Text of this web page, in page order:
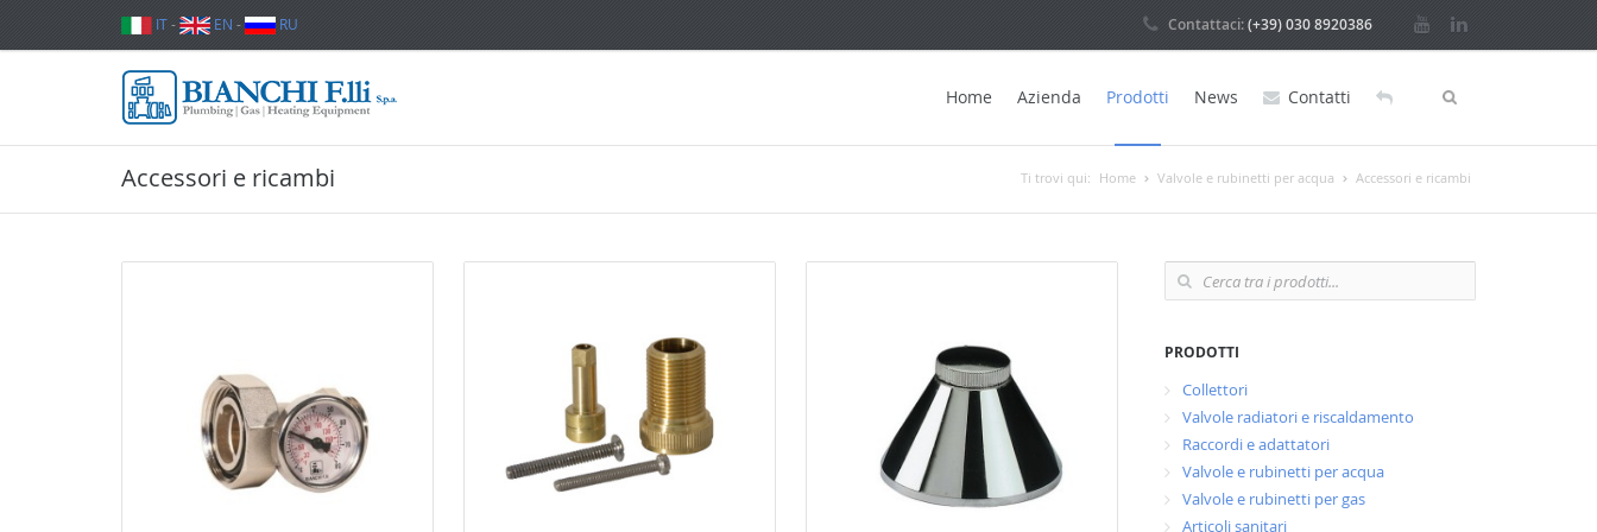
IT- EN - RU Contattaci:(+39) 030 8920386
Home Azienda Prodotti News Contatti
Ti trovi qui: Home Valvole e rubinetti per acqua Accessori e ricambi
Accessori e ricambi
PRODOTTI
Collettori
Valvole radiatori e riscaldamento
Raccordi e adattatori
Valvole e rubinetti per acqua
Valvole e rubinetti per gas
Articoli sanitari